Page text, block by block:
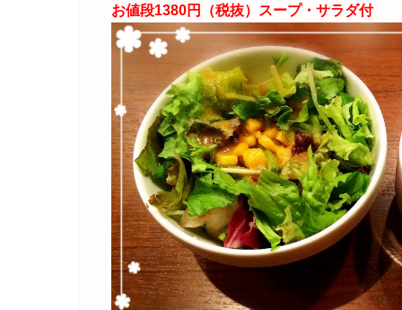
お値段1380円（税抜）スープ・サラダ付